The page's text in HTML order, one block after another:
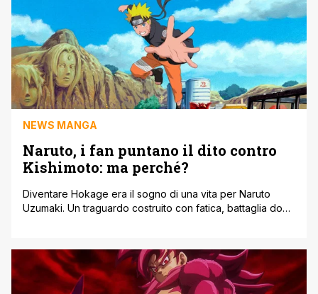
Hunter E-Rank a guerriero invincibile. Dopo due stagioni
ricche [']
NEWS MANGA
Naruto, i fan puntano il dito contro
Kishimoto: ma perché?
Diventare Hokage era il sogno di una vita per Naruto
Uzumaki. Un traguardo costruito con fatica, battaglia dopo
essere il momento più emozionante del manga. Un
percorso eroico, ma un epilogo amaro Dopo la fine della
Quarta Guerra Ninja, Naruto [']